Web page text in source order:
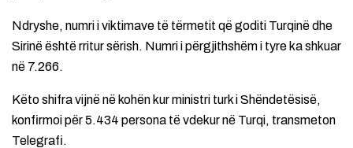
Ndryshe, numri i viktimave të tërmetit që goditi Turqinë dhe
Sirinë është rritur sërish. Numri i përgjithshëm i tyre ka shkuar
në 7.266.
Këto shifra vijnë në kohën kur ministri turk i Shëndetësisë,
konfirmoi për 5.434 persona të vdekur në Turqi, transmeton
Telegrafi.